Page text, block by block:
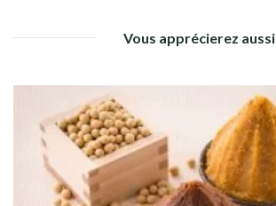
Vous apprécierez aussi